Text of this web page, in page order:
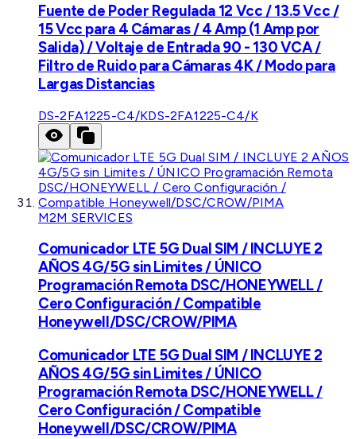
Fuente de Poder Regulada 12 Vcc / 13.5 Vcc /
15 Vcc para 4 Cámaras / 4 Amp (1 Amp por
Salida) / Voltaje de Entrada 90 - 130 VCA /
Filtro de Ruido para Cámaras 4K / Modo para
Largas Distancias
DS-2FA1225-C4/KDS-2FA1225-C4/K
M2M SERVICES
Comunicador LTE 5G Dual SIM / INCLUYE 2
AÑOS 4G/5G sin Limites / ÚNICO
Programación Remota DSC/HONEYWELL /
Cero Configuración / Compatible
Honeywell/DSC/CROW/PIMA
Comunicador LTE 5G Dual SIM / INCLUYE 2
AÑOS 4G/5G sin Limites / ÚNICO
Programación Remota DSC/HONEYWELL /
Cero Configuración / Compatible
Honeywell/DSC/CROW/PIMA